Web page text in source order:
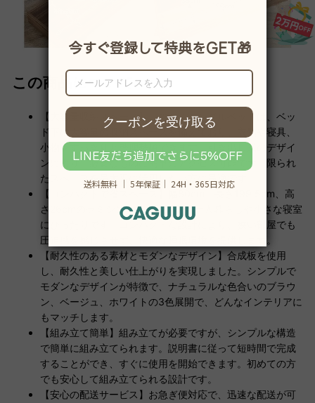
この商品について
【大容量収納スペース】このセミシングルベッドは、ベッ
ド下に大容量の収納スペースを備えており、衣類や寝具、
小物をすっきりと整理整頓できます。引き出し式のデザイ
ンにより、必要なものに簡単にアクセス可能です。限られ
たスペースを最大限に活用したい方に最適です。
【コンパクトで省スペース】幅80cm、長さ199.5cm、高
さ26cmのセミシングルサイズで、一人暮らしや小さな寝室
にぴったりです。コンパクトな設計により、狭い部屋でも
圧迫感を感じさせず、快適な睡眠環境を提供します。
【耐久性のある素材とモダンなデザイン】合成板を使用
し、耐久性と美しい仕上がりを実現しました。シンプルで
モダンなデザインが特徴で、ナチュラルな色合いのブラウ
ン、ベージュ、ホワイトの3色展開で、どんなインテリアに
もマッチします。
【組み立て簡単】組み立てが必要ですが、シンプルな構造
で簡単に組み立てられます。説明書に従って短時間で完成
することができ、すぐに使用を開始できます。初めての方
でも安心して組み立てられる設計です。
【安心の配送サービス】お急ぎ便対応で、迅速な配送が可